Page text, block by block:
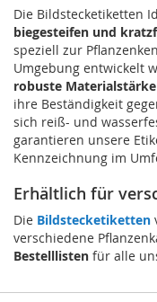
Die Bildstecketiketten
biegesteifen und
speziell zur
Umgebung entwickelt
robuste
ihre Beständigkeit
sich reiß- und
garantieren unsere
Kennzeichnung im
Erhältlich für
Die Bildstecketiketten
verschiedene
Bestelllisten für alle